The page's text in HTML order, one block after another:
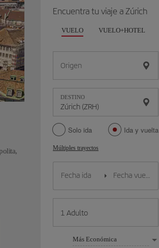
Encuentra tu viaje a Zúrich
VUELO VUELO+HOTEL
Origen
DESTINO
Solo ida Ida y vuelta
Múltiples trayectos
Más Económica